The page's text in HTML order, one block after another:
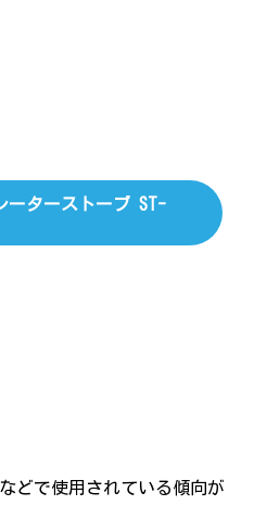
ーターストーブ ST-
どで使用されている傾向が